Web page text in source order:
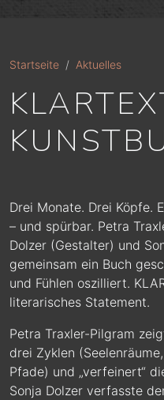
Startseite Aktuelles
Drei Monate. Drei Köpfe.
– und spürbar. Petra
Dolzer (Gestalter) und
gemeinsam ein Buch
und Fühlen oszilliert.
literarisches Statement.
Petra Traxler-Pilgram
drei Zyklen
Pfade) und „verfeinert“
Sonja Dolzer verfasste